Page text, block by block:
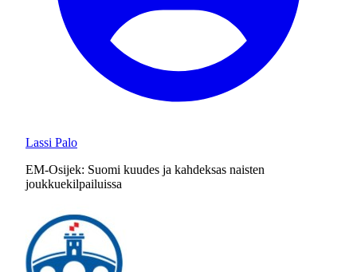
Lassi Palo
EM-Osijek: Suomi kuudes ja kahdeksas naisten
joukkuekilpailuissa